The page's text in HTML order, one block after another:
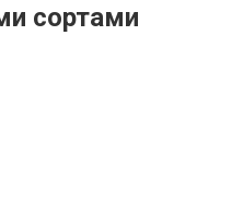
сортами